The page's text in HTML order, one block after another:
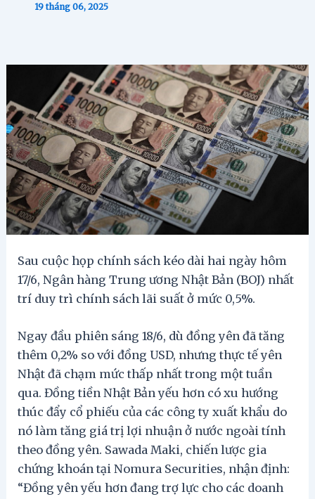
19 tháng 06, 2025
Sau cuộc họp chính sách kéo dài hai ngày hôm
17/6, Ngân hàng Trung ương Nhật Bản (BOJ) nhất
trí duy trì chính sách lãi suất ở mức 0,5%.
Ngay đầu phiên sáng 18/6, dù đồng yên đã tăng
thêm 0,2% so với đồng USD, nhưng thực tế yên
Nhật đã chạm mức thấp nhất trong một tuần
qua. Đồng tiền Nhật Bản yếu hơn có xu hướng
thúc đẩy cổ phiếu của các công ty xuất khẩu do
nó làm tăng giá trị lợi nhuận ở nước ngoài tính
theo đồng yên. Sawada Maki, chiến lược gia
chứng khoán tại Nomura Securities, nhận định:
“Đồng yên yếu hơn đang trợ lực cho các doanh